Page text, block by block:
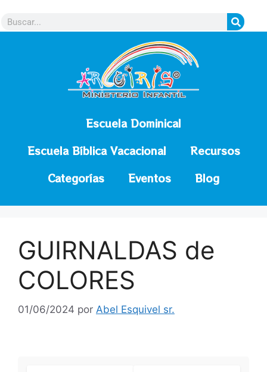
Escuela Dominical
Escuela Bíblica Vacacional
Recursos
Categorías
Eventos Blog
GUIRNALDAS de
COLORES
01/06/2024 por Abel Esquivel sr.